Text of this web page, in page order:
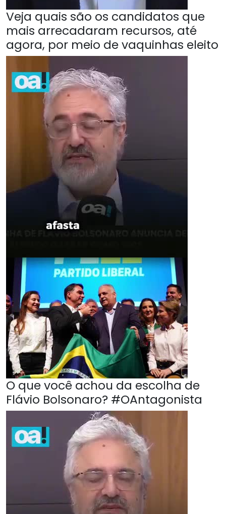
Veja quais são os candidatos que
mais arrecadaram recursos, até
agora, por meio de vaquinhas eleito
O que você achou da escolha de
Flávio Bolsonaro? #OAntagonista